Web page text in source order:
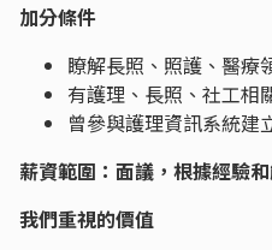
加分條件
瞭解長照、照護、醫療
有護理、長照、社工相
曾參與護理資訊系統建
薪資範圍：面議，根據經驗
我們重視的價值